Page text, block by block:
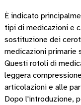
È indicato
tipi di medicazioni e
sostituzione dei
medicazioni primarie
Questi rotoli di
leggera
articolazioni e alle
Dopo l'introduzione,